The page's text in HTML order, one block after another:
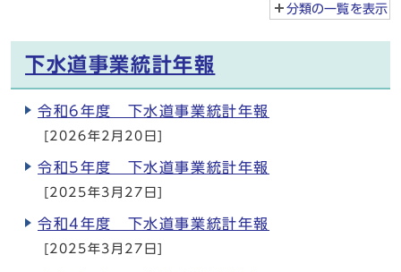
分類の一覧を表示
下水道事業統計年報
令和6年度 下水道事業統計年報
[2026年2月20日]
令和5年度 下水道事業統計年報
[2025年3月27日]
令和4年度 下水道事業統計年報
[2025年3月27日]